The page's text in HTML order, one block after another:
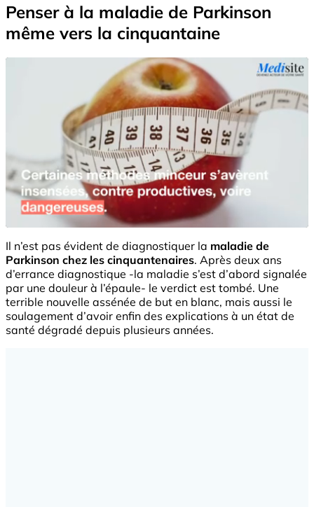
Penser à la maladie de Parkinson
même vers la cinquantaine
Il n’est pas évident de diagnostiquer la maladie de
Parkinson chez les cinquantenaires. Après deux ans
d’errance diagnostique -la maladie s’est d’abord signalée
par une douleur à l’épaule- le verdict est tombé. Une
terrible nouvelle assénée de but en blanc, mais aussi le
soulagement d’avoir enfin des explications à un état de
santé dégradé depuis plusieurs années.